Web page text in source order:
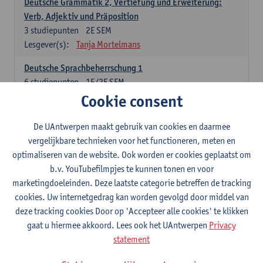
Verb, Adjektiv und Präposition
2E SEM
3 studiepunten
Lesgever(s):
Tanja Mortelmans
Deutsche Sprachbeherrschung 1
1E/2E SEM
6studiepunten
Tanja Mortelmans Alex Haider
Raum
1E/2E SEM
6 studiepunten
Lesgever(s):
Carola Strobl Alex Haider
Engels: verplichte opleidingsonderdelen
Advanced English Grammar for English Language
Professionals
1E/2E SEM
Lesgever(s):
Jim Ureel
Cookie consent
De UAntwerpen maakt gebruik van cookies en daarmee
vergelijkbare technieken voor het functioneren, meten en
optimaliseren van de website. Ook worden er cookies geplaatst om
b.v. YouTubefilmpjes te kunnen tonen en voor
marketingdoeleinden. Deze laatste categorie betreffen de tracking
cookies. Uw internetgedrag kan worden gevolgd door middel van
deze tracking cookies Door op 'Accepteer alle cookies' te klikken
gaat u hiermee akkoord. Lees ook het UAntwerpen Privacy
statement